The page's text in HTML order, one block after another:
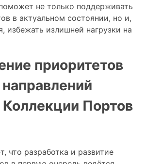
не только поддерживать
в актуальном состоянии, но и,
избежать излишней нагрузки на
приоритетов
Коллекции Портов
что разработка и развитие